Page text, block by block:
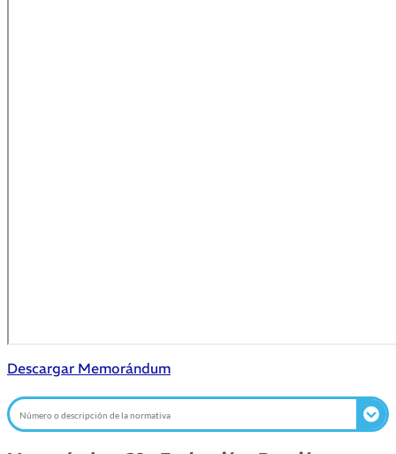
Descargar Memorándum